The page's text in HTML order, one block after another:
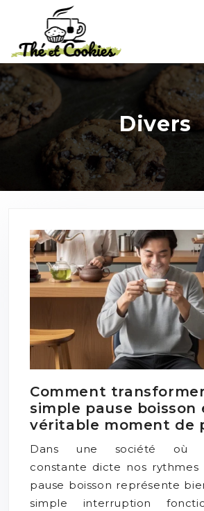
Divers
Comment
simple pause boisson
véritable moment de
Dans une société où
constante dicte nos rythmes
pause boisson représente
simple interruption